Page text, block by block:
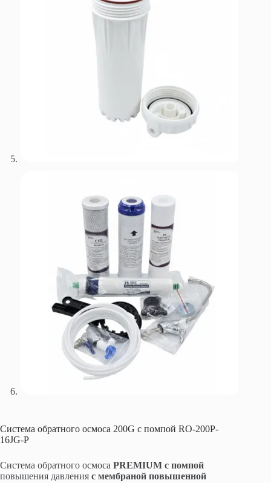
Система обратного осмоса 200G с помпой RO-200P-
16JG-P
Система обратного осмоса PREMIUM с помпой
повышения давления с мембраной повышенной